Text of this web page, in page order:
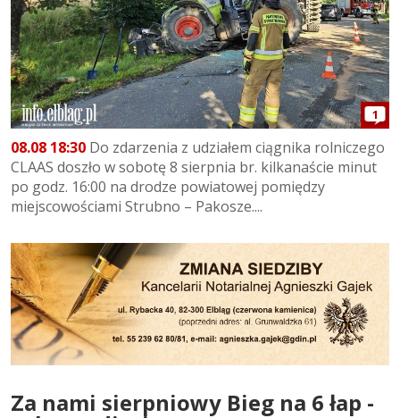
1
08.08 18:30 Do zdarzenia z udziałem ciągnika rolniczego
CLAAS doszło w sobotę 8 sierpnia br. kilkanaście minut
po godz. 16:00 na drodze powiatowej pomiędzy
miejscowościami Strubno – Pakosze....
Za nami sierpniowy Bieg na 6 łap -